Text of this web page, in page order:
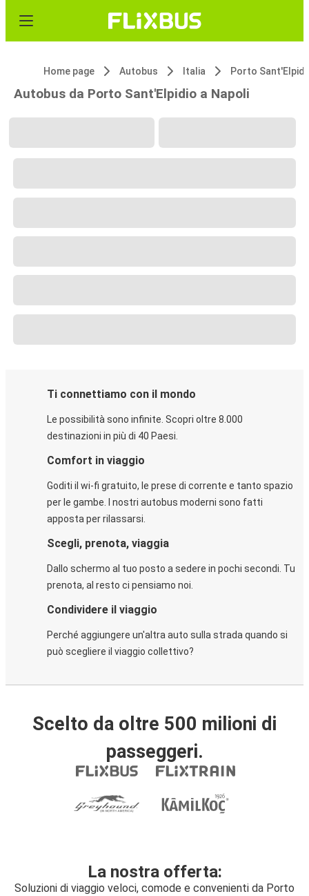
Home page Autobus Italia Porto
Autobus da Porto Sant'Elpidio a Napoli
Ti connettiamo con il mondo
Le possibilità sono infinite. Scopri oltre 8.000
destinazioni in più di 40 Paesi.
Comfort in viaggio
Goditi il wi-fi gratuito, le prese di corrente e tanto spazio
per le gambe. I nostri autobus moderni sono fatti
apposta per rilassarsi.
Scegli, prenota, viaggia
Dallo schermo al tuo posto a sedere in pochi secondi. Tu
prenota, al resto ci pensiamo noi.
Condividere il viaggio
Perché aggiungere un'altra auto sulla strada quando si
può scegliere il viaggio collettivo?
Scelto da oltre 500 milioni di
passeggeri.
La nostra offerta:
Soluzioni di viaggio veloci, comode e convenienti da Porto